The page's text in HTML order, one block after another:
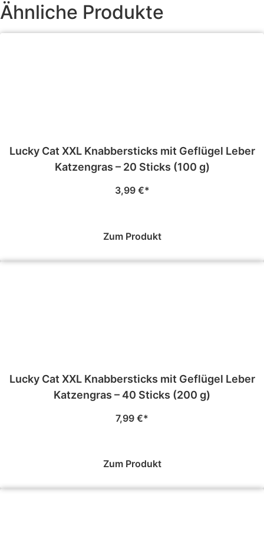
Ähnliche Produkte
Lucky Cat XXL Knabbersticks mit Geflügel Leber
Katzengras – 20 Sticks (100 g)
3,99 €
Zum Produkt
Lucky Cat XXL Knabbersticks mit Geflügel Leber
Katzengras – 40 Sticks (200 g)
7,99 €
Zum Produkt